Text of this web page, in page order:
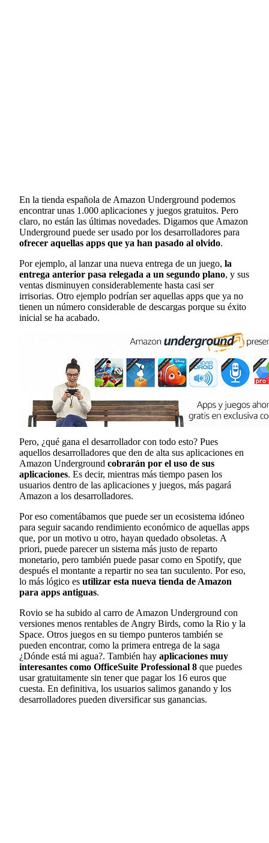
En la tienda española de Amazon Underground podemos
encontrar unas 1.000 aplicaciones y juegos gratuitos. Pero
claro, no están las últimas novedades. Digamos que Amazon
Underground puede ser usado por los desarrolladores para
ofrecer aquellas apps que ya han pasado al olvido.
Por ejemplo, al lanzar una nueva entrega de un juego, la
entrega anterior pasa relegada a un segundo plano, y sus
ventas disminuyen considerablemente hasta casi ser
irrisorias. Otro ejemplo podrían ser aquellas apps que ya no
tienen un número considerable de descargas porque su éxito
inicial se ha acabado.
Pero, ¿qué gana el desarrollador con todo esto? Pues
aquellos desarrolladores que den de alta sus aplicaciones en
Amazon Underground cobrarán por el uso de sus
aplicaciones. Es decir, mientras más tiempo pasen los
usuarios dentro de las aplicaciones y juegos, más pagará
Amazon a los desarrolladores.
Por eso comentábamos que puede ser un ecosistema idóneo
para seguir sacando rendimiento económico de aquellas apps
que, por un motivo u otro, hayan quedado obsoletas. A
priori, puede parecer un sistema más justo de reparto
monetario, pero también puede pasar como en Spotify, que
después el montante a repartir no sea tan suculento. Por eso,
lo más lógico es utilizar esta nueva tienda de Amazon
para apps antiguas.
Rovio se ha subido al carro de Amazon Underground con
versiones menos rentables de Angry Birds, como la Rio y la
Space. Otros juegos en su tiempo punteros también se
pueden encontrar, como la primera entrega de la saga
¿Dónde está mi agua?. También hay aplicaciones muy
interesantes como OfficeSuite Professional 8 que puedes
usar gratuitamente sin tener que pagar los 16 euros que
cuesta. En definitiva, los usuarios salimos ganando y los
desarrolladores pueden diversificar sus ganancias.